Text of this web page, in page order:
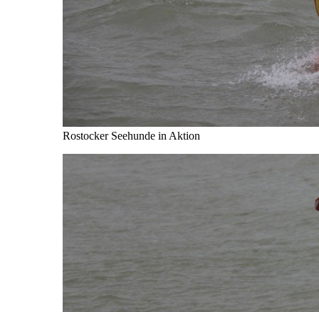
Rostocker Seehunde in Aktion